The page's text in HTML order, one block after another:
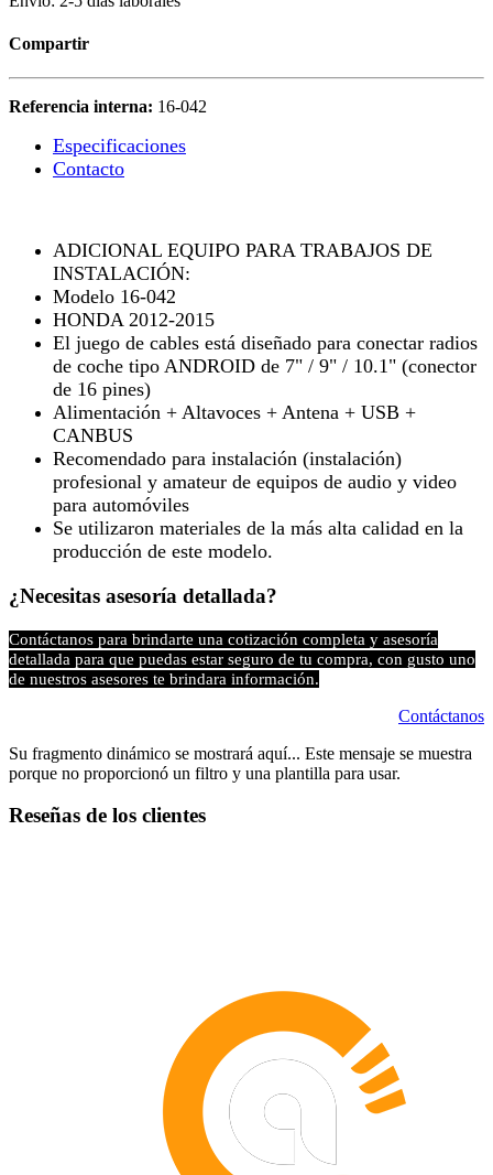
Compartir
Referencia interna: 16-042
Especificaciones
Contacto
ADICIONAL EQUIPO PARA TRABAJOS DE
INSTALACIÓN:
Modelo 16-042
HONDA 2012-2015
El juego de cables está diseñado para conectar radios
de coche tipo ANDROID de 7" / 9" / 10.1" (conector
de 16 pines)
Alimentación + Altavoces + Antena + USB +
CANBUS
Recomendado para instalación (instalación)
profesional y amateur de equipos de audio y video
para automóviles
Se utilizaron materiales de la más alta calidad en la
producción de este modelo.​
¿Necesitas asesoría detallada?
Contáctanos para brindarte una cotización completa y asesoría
detallada para que puedas estar seguro de tu compra, con gusto uno
de nuestros asesores te brindara información.
Contáctanos
Su fragmento dinámico se mostrará aquí... Este mensaje se muestra
porque no proporcionó un filtro y una plantilla para usar.
Reseñas de los clientes